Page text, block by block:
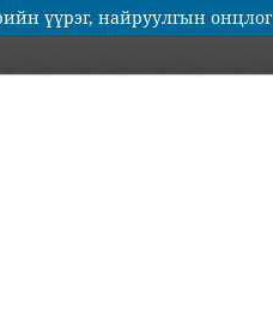
үүрэг, найруулгын онцлог